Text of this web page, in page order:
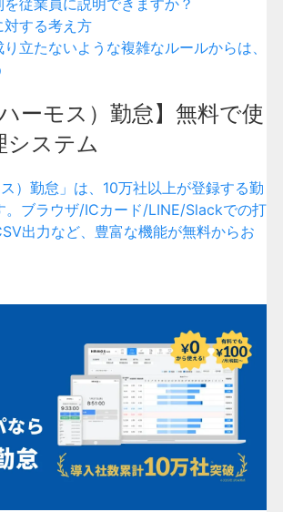
対する考え方
立たないような複雑なルールからは、
ハーモス）勤怠】無料で使
システム
ス）勤怠」は、10万社以上が登録する勤
。ブラウザ/ICカード/LINE/Slackでの打
出力など、豊富な機能が無料からお